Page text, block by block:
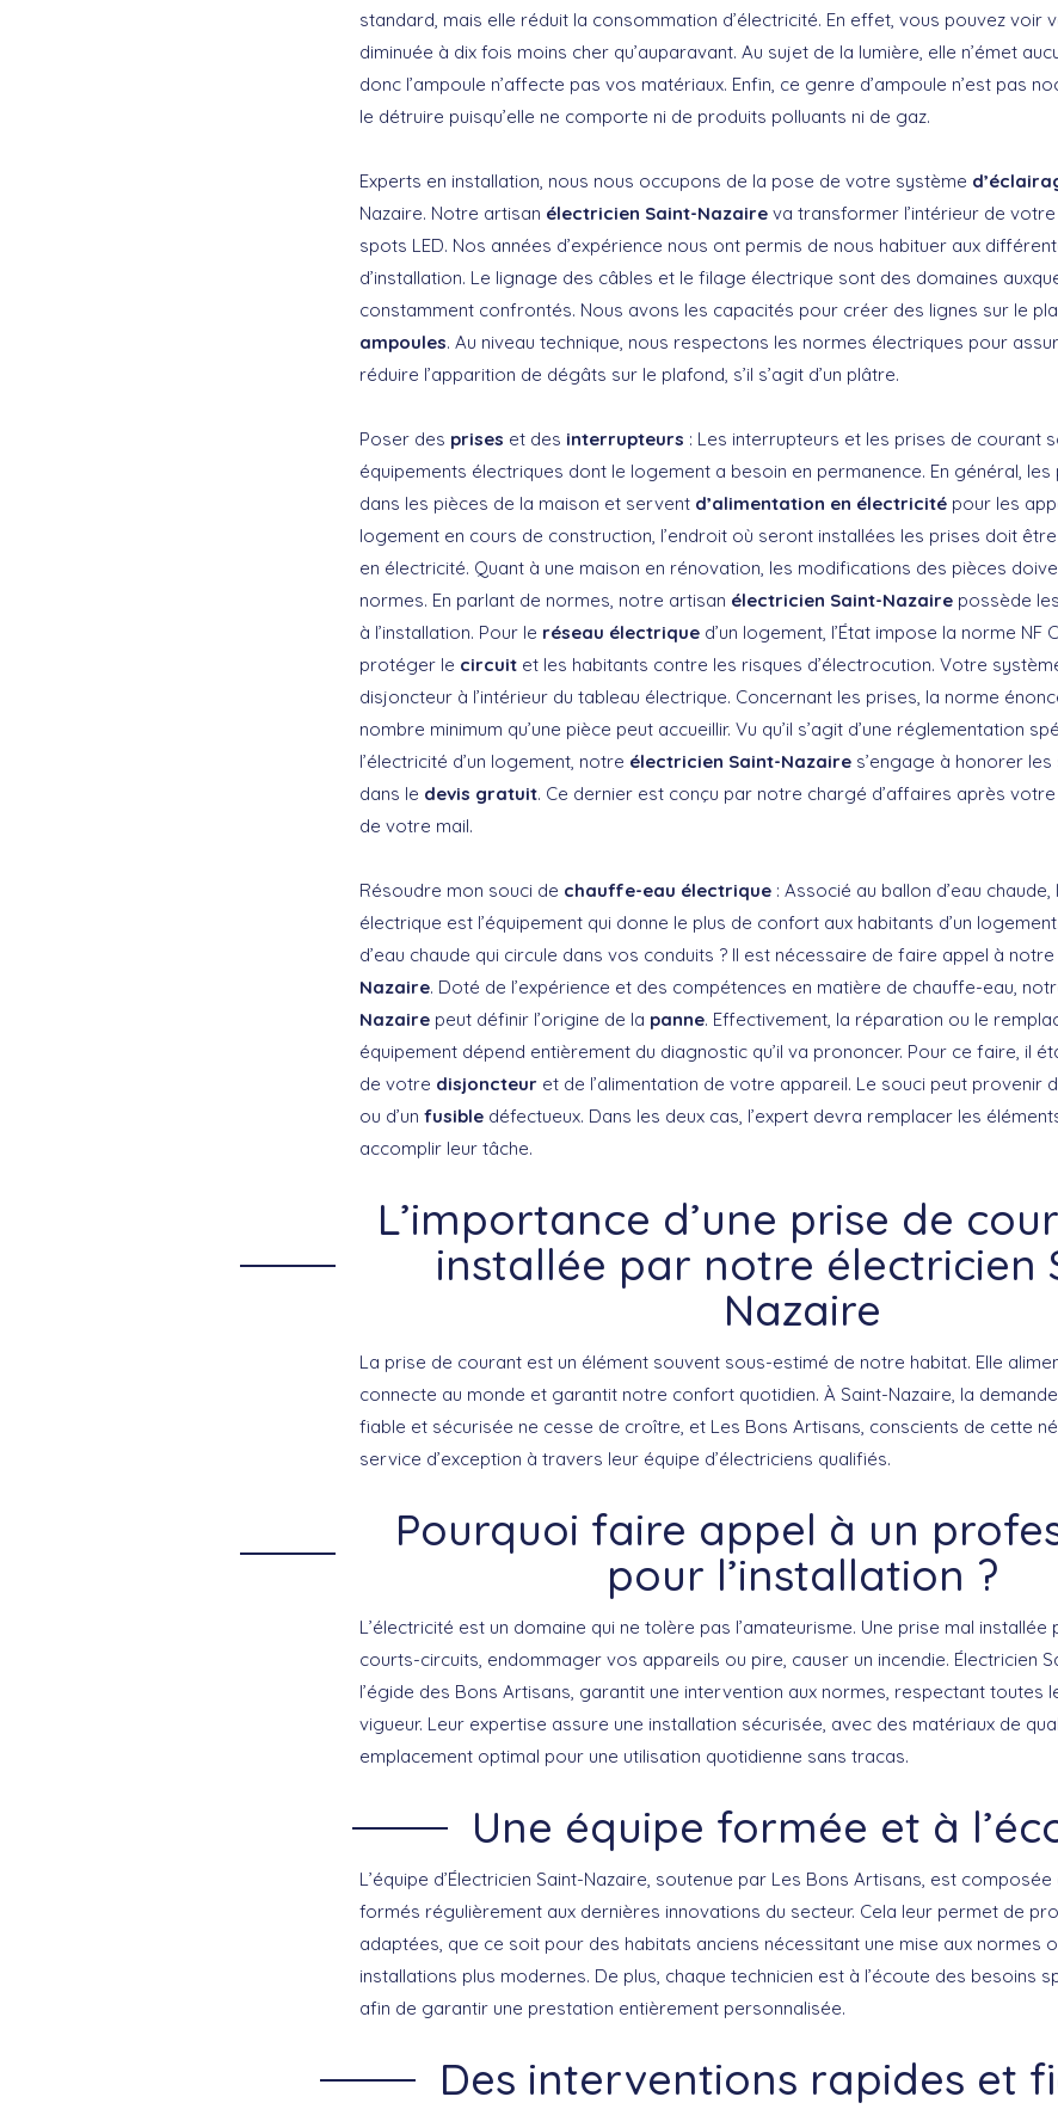
standard, mais elle réduit la consommation d’électricité. En effet, vous pouvez voir
diminuée à dix fois moins cher qu’auparavant. Au sujet de la lumière, elle n’émet
donc l’ampoule n’affecte pas vos matériaux. Enfin, ce genre d’ampoule n’est pas
le détruire puisqu’elle ne comporte ni de produits polluants ni de gaz.
Experts en installation, nous nous occupons de la pose de votre système
Nazaire. Notre artisan électricien Saint-Nazaire va transformer l’intérieur de
spots LED. Nos années d’expérience nous ont permis de nous habituer aux
d’installation. Le lignage des câbles et le filage électrique sont des domaines
constamment confrontés. Nous avons les capacités pour créer des lignes sur le
ampoules. Au niveau technique, nous respectons les normes électriques pour
réduire l’apparition de dégâts sur le plafond, s’il s’agit d’un plâtre.
Poser des prises et des interrupteurs : Les interrupteurs et les prises de courant
équipements électriques dont le logement a besoin en permanence. En général,
dans les pièces de la maison et servent d’alimentation en électricité pour les
logement en cours de construction, l’endroit où seront installées les prises doit
en électricité. Quant à une maison en rénovation, les modifications des pièces
normes. En parlant de normes, notre artisan électricien Saint-Nazaire possède
à l’installation. Pour le réseau électrique d’un logement, l’État impose la norme NF
protéger le circuit et les habitants contre les risques d’électrocution. Votre
disjoncteur à l’intérieur du tableau électrique. Concernant les prises, la norme
nombre minimum qu’une pièce peut accueillir. Vu qu’il s’agit d’une réglementation
l’électricité d’un logement, notre électricien Saint-Nazaire s’engage à honorer
dans le devis gratuit. Ce dernier est conçu par notre chargé d’affaires après
de votre mail.
Résoudre mon souci de chauffe-eau électrique : Associé au ballon d’eau
électrique est l’équipement qui donne le plus de confort aux habitants d’un
d’eau chaude qui circule dans vos conduits ? Il est nécessaire de faire appel à notre
Nazaire. Doté de l’expérience et des compétences en matière de chauffe-eau,
Nazaire peut définir l’origine de la panne. Effectivement, la réparation ou le
équipement dépend entièrement du diagnostic qu’il va prononcer. Pour ce faire, il
de votre disjoncteur et de l’alimentation de votre appareil. Le souci peut provenir
ou d’un fusible défectueux. Dans les deux cas, l’expert devra remplacer les
accomplir leur tâche.
L’importance d’une prise de
installée par notre électricien
Nazaire
La prise de courant est un élément souvent sous-estimé de notre habitat. Elle
connecte au monde et garantit notre confort quotidien. À Saint-Nazaire, la
fiable et sécurisée ne cesse de croître, et Les Bons Artisans, conscients de cette
service d’exception à travers leur équipe d’électriciens qualifiés.
Pourquoi faire appel à un
pour l’installation ?
L’électricité est un domaine qui ne tolère pas l’amateurisme. Une prise mal installée
courts-circuits, endommager vos appareils ou pire, causer un incendie. Électricien
l’égide des Bons Artisans, garantit une intervention aux normes, respectant toutes
vigueur. Leur expertise assure une installation sécurisée, avec des matériaux de
emplacement optimal pour une utilisation quotidienne sans tracas.
Une équipe formée et à
L’équipe d’Électricien Saint-Nazaire, soutenue par Les Bons Artisans, est
formés régulièrement aux dernières innovations du secteur. Cela leur permet de
adaptées, que ce soit pour des habitats anciens nécessitant une mise aux normes
installations plus modernes. De plus, chaque technicien est à l’écoute des besoins
afin de garantir une prestation entièrement personnalisée.
Des interventions rapides et